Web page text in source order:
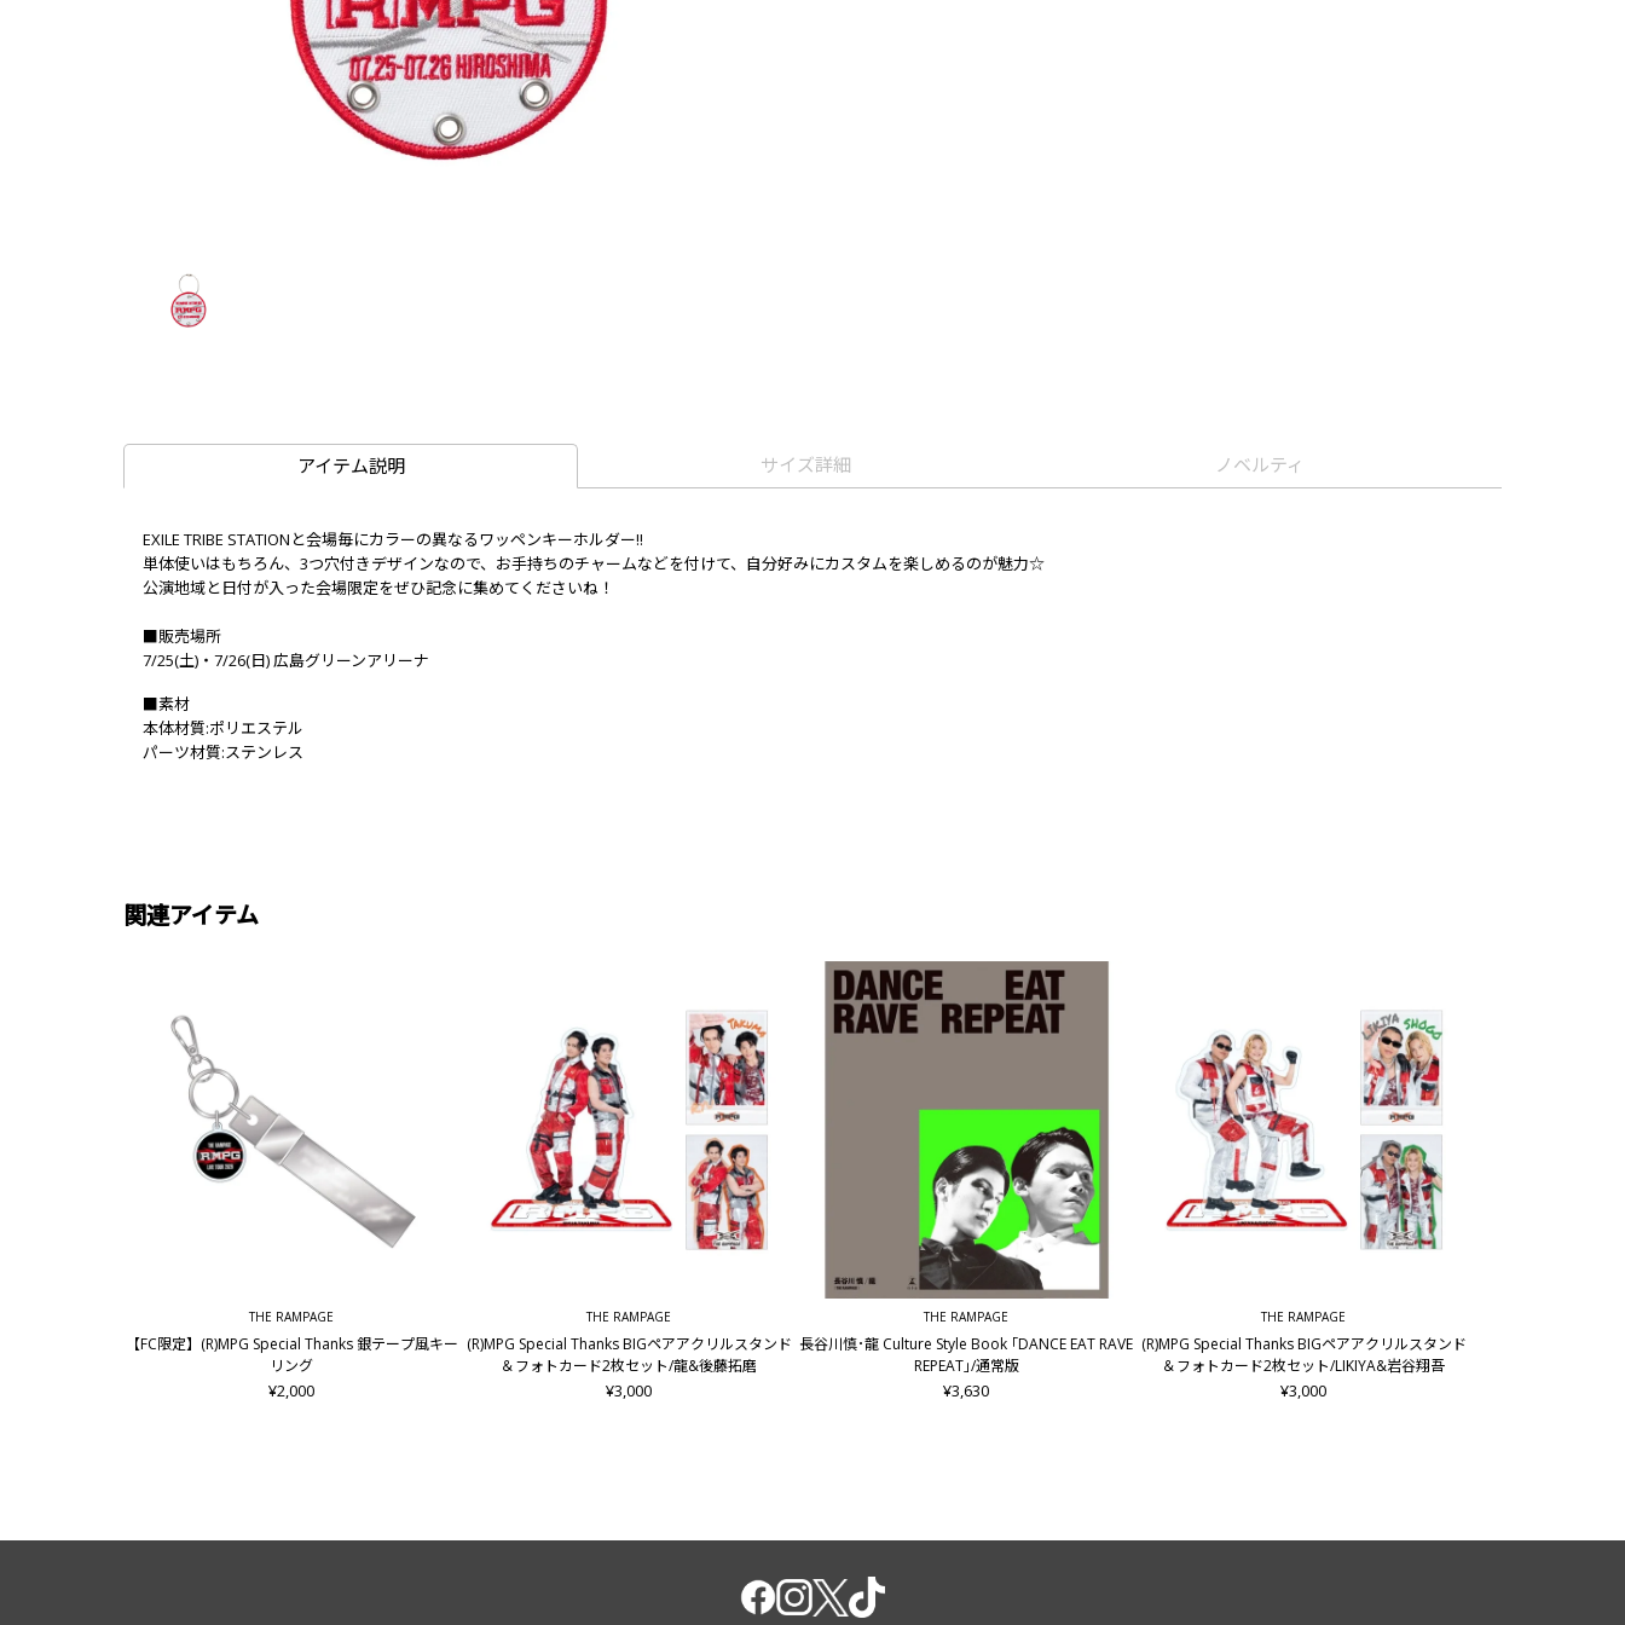
アイテム説明 サイズ詳細 ノベルティ
EXILE TRIBE STATIONと会場毎にカラーの異なるワッペンキーホルダー!!
単体使いはもちろん、3つ穴付きデザインなので、お手持ちのチャームなどを付けて、自分好みにカスタムを楽しめるのが魅力☆
公演地域と日付が入った会場限定をぜひ記念に集めてくださいね！
■販売場所
7/25(土)・7/26(日) 広島グリーンアリーナ
■素材
本体材質:ポリエステル
パーツ材質:ステンレス
関連アイテム
THE RAMPAGE
【FC限定】(R)MPG Special Thanks 銀テープ風キー
リング
¥2,000
THE RAMPAGE
(R)MPG Special Thanks BIGペアアクリルスタンド
＆フォトカード2枚セット/龍&後藤拓磨
¥3,000
THE RAMPAGE
長谷川慎･龍 Culture Style Book ｢DANCE EAT RAVE
REPEAT｣/通常版
¥3,630
THE RAMPAGE
(R)MPG Special Thanks BIGペアアクリルスタンド
＆フォトカード2枚セット/LIKIYA&岩谷翔吾
¥3,000